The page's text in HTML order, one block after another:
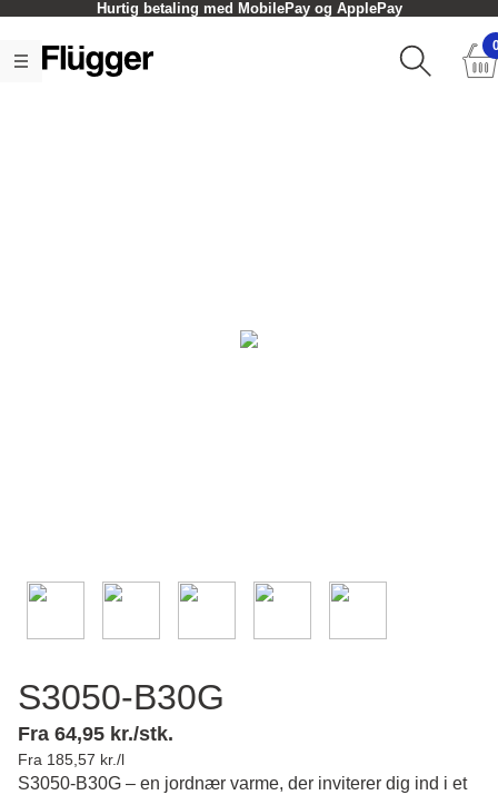
Hurtig betaling med MobilePay og ApplePay
S3050-B30G
Fra 64,95 kr./stk.
Fra 185,57 kr./l
S3050-B30G – en jordnær varme, der inviterer dig ind i et